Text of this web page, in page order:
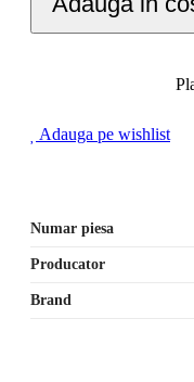
Adauga pe wishlist
Numar piesa
Producator
Brand